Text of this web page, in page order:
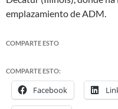
emplazamiento de ADM.
COMPARTE ESTO
COMPARTE ESTO:
Facebook